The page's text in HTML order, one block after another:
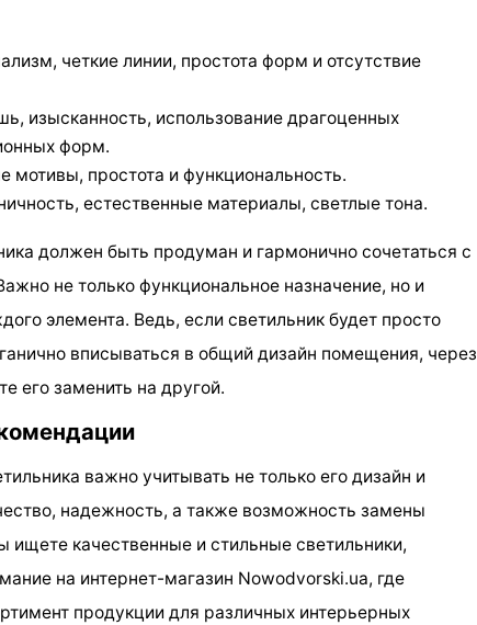
четкие линии, простота форм и отсутствие
изысканность, использование драгоценных
форм.
мотивы, простота и функциональность.
естественные материалы, светлые тона.
должен быть продуман и гармонично сочетаться с
не только функциональное назначение, но и
элемента. Ведь, если светильник будет просто
вписываться в общий дизайн помещения, через
его заменить на другой.
важно учитывать не только его дизайн и
надежность, а также возможность замены
ищете качественные и стильные светильники,
на интернет-магазин Nowodvorski.ua, где
продукции для различных интерьерных